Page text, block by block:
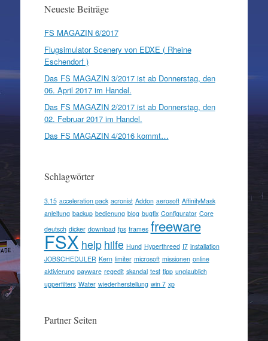
Neueste Beiträge
FS MAGAZIN 6/2017
Flugsimulator Scenery von EDXE ( Rheine
Eschendorf )
Das FS MAGAZIN 3/2017 ist ab Donnerstag, den
06. April 2017 im Handel.
Das FS MAGAZIN 2/2017 ist ab Donnerstag, den
02. Februar 2017 im Handel.
Das FS MAGAZIN 4/2016 kommt…
Schlagwörter
3.15 acceleration pack acronist Addon aerosoft AffinityMask
anleitung backup bedienung blog bugfix Configurator Core
deutsch dicker download fps frames freeware
FSX help hilfe Hund Hyperthreed I7 installation
JOBSCHEDULER Kern limiter microsoft missionen online
aktivierung payware regedit skandal test tipp unglaublich
upperfilters Water wiederherstellung win 7 xp
Partner Seiten